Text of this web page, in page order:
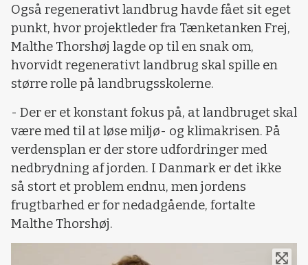
Også regenerativt landbrug havde fået sit eget
punkt, hvor projektleder fra Tænketanken Frej,
Malthe Thorshøj lagde op til en snak om,
hvorvidt regenerativt landbrug skal spille en
større rolle på landbrugsskolerne.
- Der er et konstant fokus på, at landbruget skal
være med til at løse miljø- og klimakrisen. På
verdensplan er der store udfordringer med
nedbrydning af jorden. I Danmark er det ikke
så stort et problem endnu, men jordens
frugtbarhed er for nedadgående, fortalte
Malthe Thorshøj.